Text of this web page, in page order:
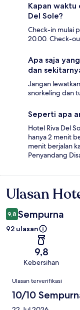
Kapan waktu
Del Sole?
Check-in mulai
20.00. Check-
Apa saja
dan
Jangan
snorkeling dan
Seperti apa
Hotel Riva Del
hanya 2 menit
menit berjalan
Penyandang
Ulasan
Ulasan
9,8 Sempurna
92 ulasan
9,8
Kebersihan
Ulasan
Ulasan terverifikasi
10/10